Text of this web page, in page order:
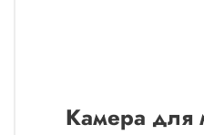
Камера для